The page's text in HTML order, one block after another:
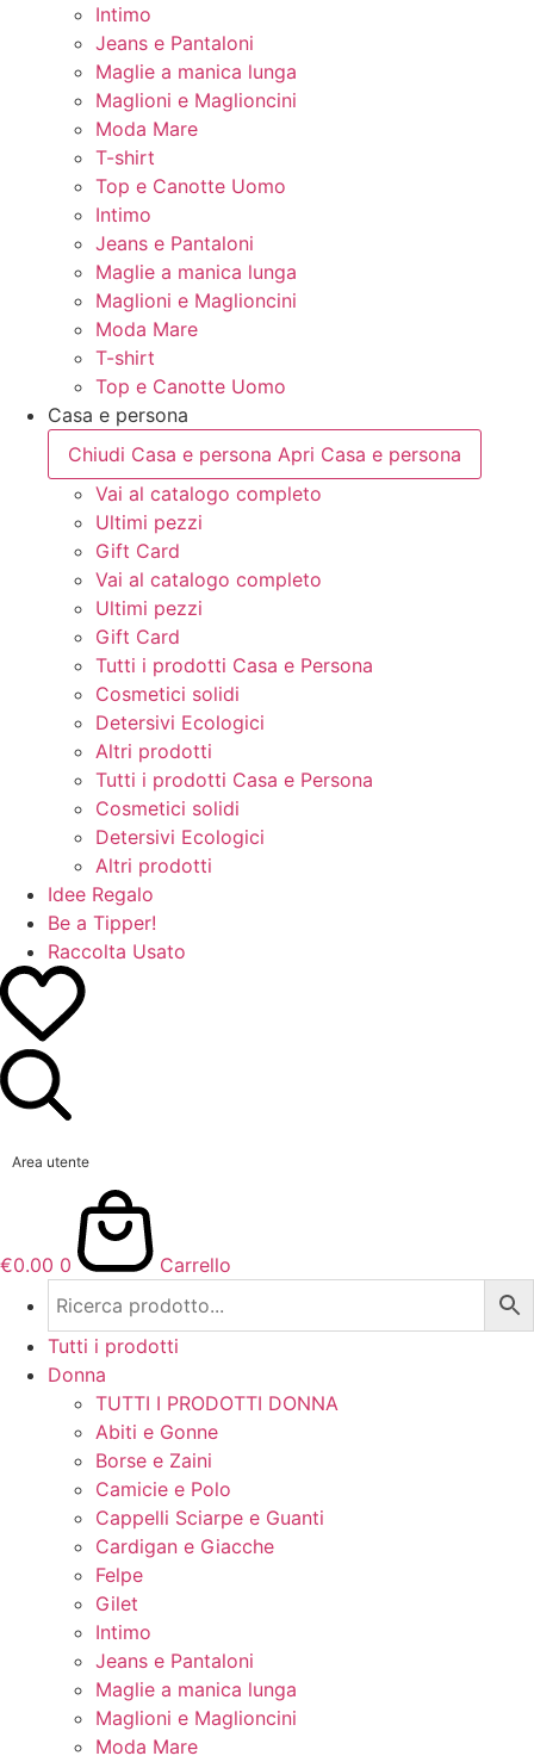
Intimo
Jeans e Pantaloni
Maglie a manica lunga
Maglioni e Maglioncini
Moda Mare
T-shirt
Top e Canotte Uomo
Intimo
Jeans e Pantaloni
Maglie a manica lunga
Maglioni e Maglioncini
Moda Mare
T-shirt
Top e Canotte Uomo
Casa e persona
Chiudi Casa e persona Apri Casa e persona
Vai al catalogo completo
Ultimi pezzi
Gift Card
Vai al catalogo completo
Ultimi pezzi
Gift Card
Tutti i prodotti Casa e Persona
Cosmetici solidi
Detersivi Ecologici
Altri prodotti
Tutti i prodotti Casa e Persona
Cosmetici solidi
Detersivi Ecologici
Altri prodotti
Idee Regalo
Be a Tipper!
Raccolta Usato
Area utente
€0.00 0 Carrello
Tutti i prodotti
Donna
TUTTI I PRODOTTI DONNA
Abiti e Gonne
Borse e Zaini
Camicie e Polo
Cappelli Sciarpe e Guanti
Cardigan e Giacche
Felpe
Gilet
Intimo
Jeans e Pantaloni
Maglie a manica lunga
Maglioni e Maglioncini
Moda Mare